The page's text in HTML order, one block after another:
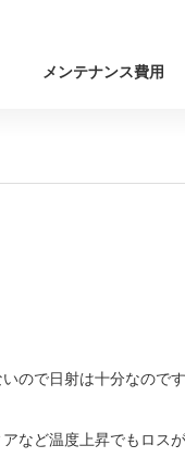
メンテナンス費用
ので日射は十分なのです
など温度上昇でもロス